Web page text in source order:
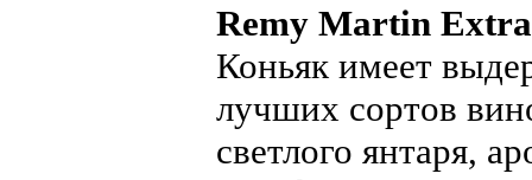
Remy Martin
Коньяк имеет
лучших сортов
светлого янтаря,